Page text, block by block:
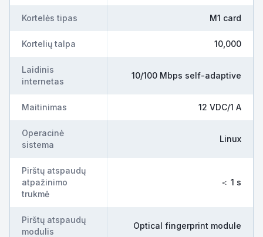
Kortelės tipas M1 card
Kortelių talpa 10,000
Laidinis
internetas
10/100 Mbps self-adaptive
Maitinimas 12 VDC/1 A
Operacinė
sistema
Linux
Pirštų atspaudų
atpažinimo
trukmė
＜ 1 s
Pirštų atspaudų
modulis
Optical fingerprint module